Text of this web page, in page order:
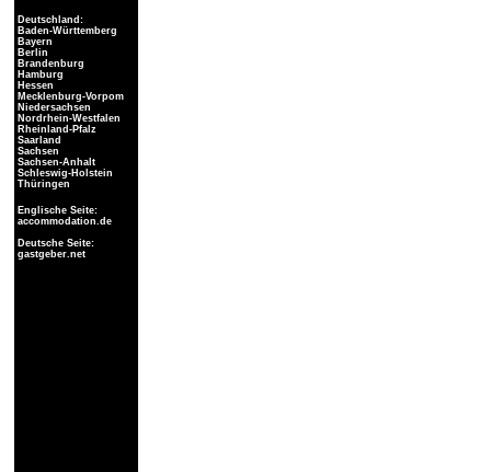
Deutschland:
Baden-Württemberg
Bayern
Berlin
Brandenburg
Hamburg
Hessen
Mecklenburg-Vorpom
Niedersachsen
Nordrhein-Westfalen
Rheinland-Pfalz
Saarland
Sachsen
Sachsen-Anhalt
Schleswig-Holstein
Thüringen
Englische Seite:
accommodation.de
Deutsche Seite:
gastgeber.net